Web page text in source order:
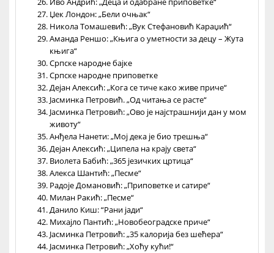
Џек Лондон: „Бели очњак“
Никола Томашевић: „Вук Стефановић Караџић“
Аманда Реншо: „Књига о уметности за децу – Жута
књига“
Српске народне бајке
Српске народне приповетке
Дејан Алексић: „Кога се тиче како живе приче“
Јасминка Петровић. „Од читања се расте“
Јасминка Петровић: „Ово је најстрашнији дан у мом
животу“
Анђела Нанети: „Мој дека је био трешња“
Дејан Алексић: „Ципела на крају света“
Виолета Бабић: „365 језичких цртица“
Алекса Шантић: „Песме“
Радоје Домановић: „Приповетке и сатире“
Милан Ракић: „Песме“
Данило Киш: “Рани јади“
Михајло Пантић: „Новобеоградске приче“
Јасминка Петровић: „35 калорија без шећера“
Јасминка Петровић: „Хоћу кући!“